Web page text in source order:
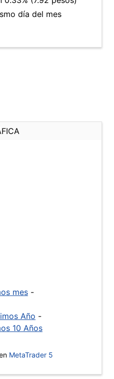
día del mes
mes -
Año -
10 Años
MetaTrader 5